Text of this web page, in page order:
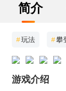
简介
#玩法 #攀
游戏介绍